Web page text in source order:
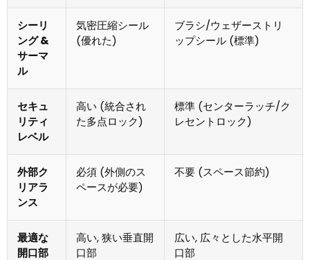
シーリ
ング &
サーマ
ル
気密圧縮シール
(優れた)
ブラシ/ウェザーストリ
ップシール (標準)
セキュ
リティ
レベル
高い (統合され
た多点ロック)
標準 (センターラッチ/ク
レセントロック)
外部ク
リアラ
ンス
必須 (外側のス
ペースが必要)
不要 (スペース節約)
最適な
開口部
高い, 狭い垂直開
口部
広い, 広々とした水平開
口部